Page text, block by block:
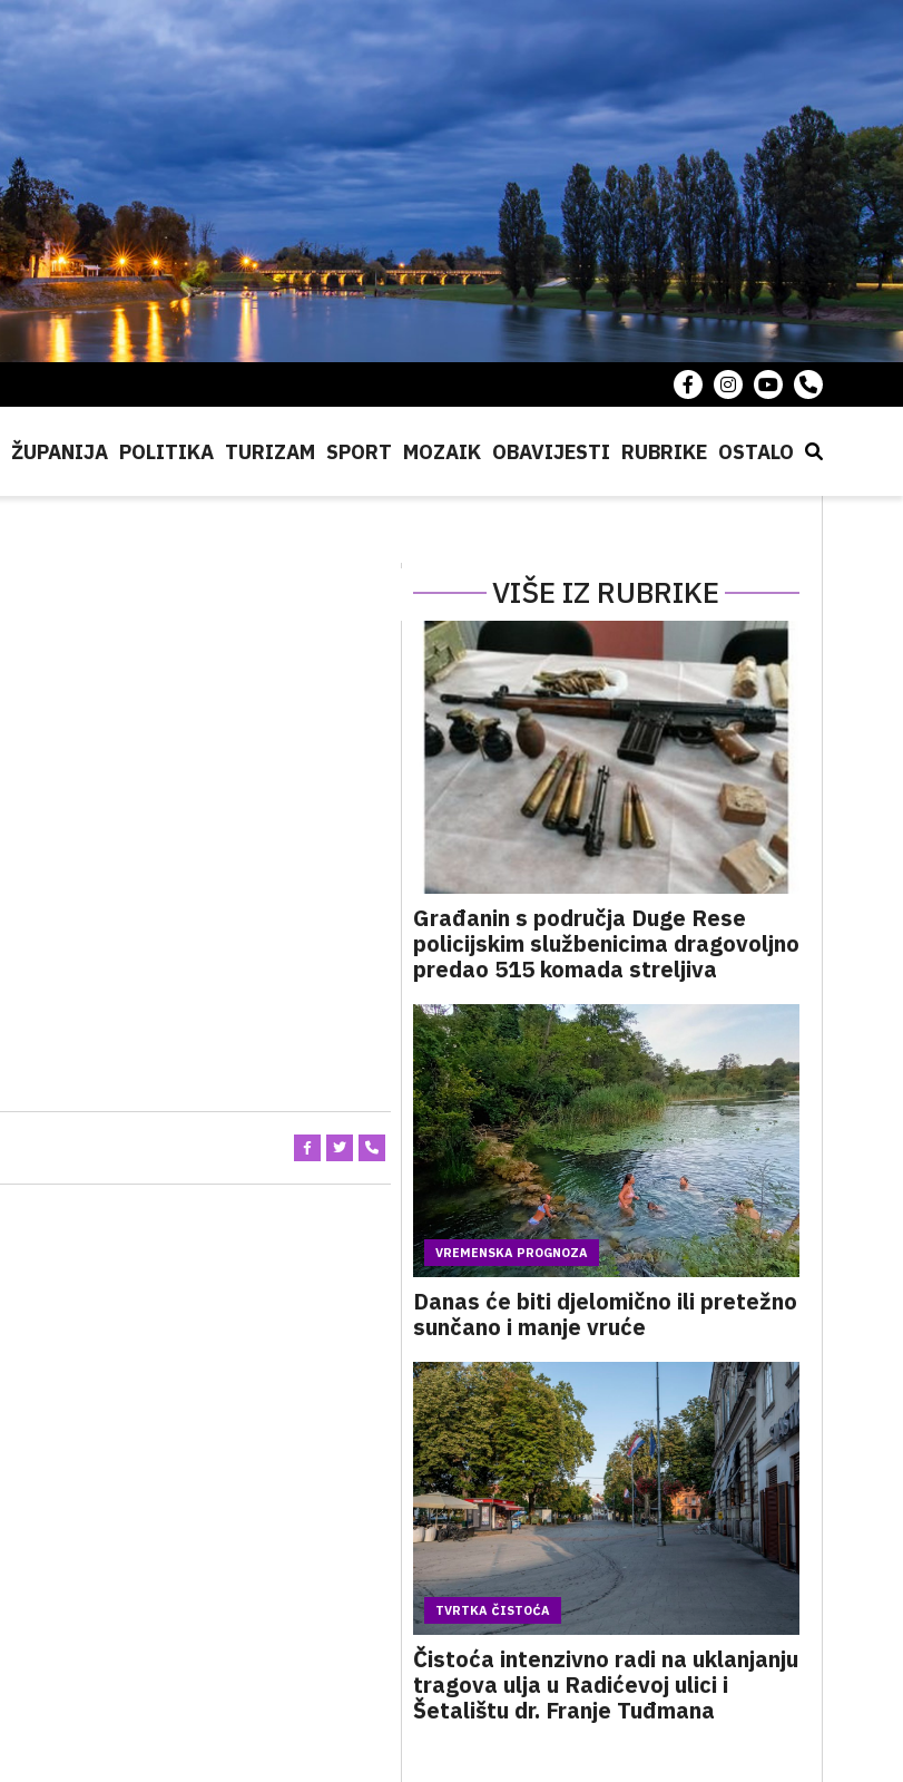
ŽUPANIJA POLITIKA TURIZAM SPORT MOZAIK OBAVIJESTI RUBRIKE OSTALO
VIŠE IZ RUBRIKE
Građanin s područja Duge Rese
policijskim službenicima dragovoljno
predao 515 komada streljiva
VREMENSKA PROGNOZA
Danas će biti djelomično ili pretežno
sunčano i manje vruće
TVRTKA ČISTOĆA
Čistoća intenzivno radi na uklanjanju
tragova ulja u Radićevoj ulici i
Šetalištu dr. Franje Tuđmana